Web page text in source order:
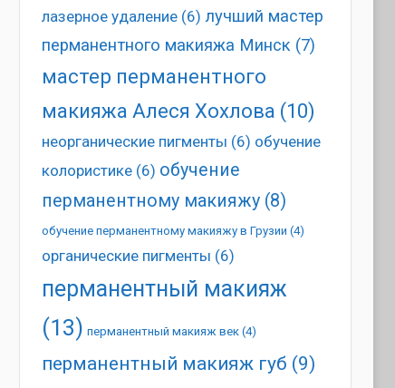
лазерное удаление(6) лучший мастер
перманентного макияжа Минск (7)
мастер перманентного
макияжа Алеся Хохлова (10)
неорганические пигменты (6) обучение
колористике(6) обучение
перманентному макияжу(8)
обучение перманентному макияжу в Грузии (4)
органические пигменты (6)
перманентный макияж
(13) перманентный макияж век(4)
перманентный макияж губ (9)